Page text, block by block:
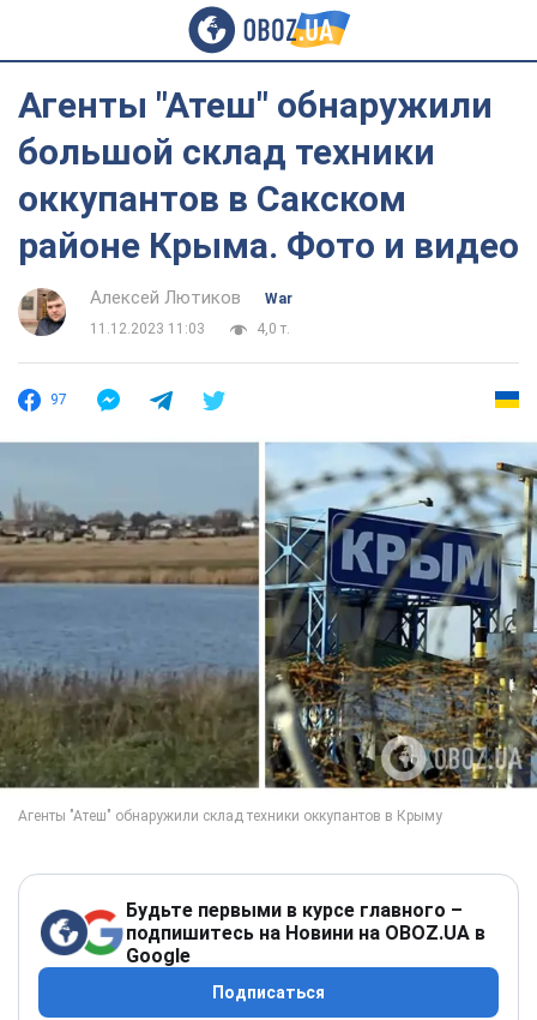
Агенты "Атеш" обнаружили
большой склад техники
оккупантов в Сакском
районе Крыма. Фото и видео
Алексей Лютиков
War
11.12.2023 11:03
4,0 т.
97
Будьте первыми в курсе главного –
подпишитесь на Новини на OBOZ.UA в
Google
Подписаться